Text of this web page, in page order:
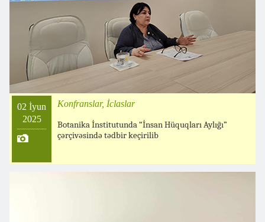
02 İyun
2025
Konfranslar, İclaslar
Botanika İnstitutunda “İnsan Hüquqları Aylığı”
çərçivəsində tədbir keçirilib